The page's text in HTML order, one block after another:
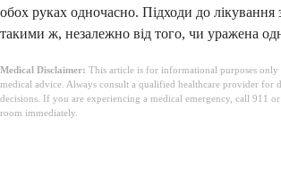
обох руках одночасно. Підходи до лікування
такими ж, незалежно від того, чи уражена
Medical Disclaimer: This article is for informational purposes only
medical advice. Always consult a qualified healthcare provider for
decisions. If you are experiencing a medical emergency, call 911
room immediately.